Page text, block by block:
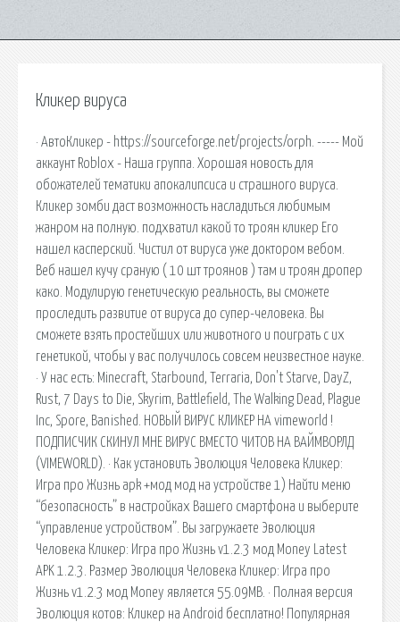
Кликер вируса
· АвтоКликер - https://sourceforge.net/projects/orph. ----- Мой
аккаунт Roblox - ‍‍‍Наша группа. Хорошая новость для
обожателей тематики апокалипсиса и страшного вируса.
Кликер зомби даст возможность насладиться любимым
жанром на полную. подхватил какой то троян кликер Его
нашел касперский. Чистил от вируса уже доктором вебом.
Веб нашел кучу сраную ( 10 шт троянов ) там и троян дропер
како. Модулирую генетическую реальность, вы сможете
проследить развитие от вируса до супер-человека. Вы
сможете взять простейших или животного и поиграть с их
генетикой, чтобы у вас получилось совсем неизвестное науке.
· У нас есть: Minecraft, Starbound, Terraria, Don't Starve, DayZ,
Rust, 7 Days to Die, Skyrim, Battlefield, The Walking Dead, Plague
Inc, Spore, Banished. НОВЫЙ ВИРУС КЛИКЕР НА vimeworld !
ПОДПИСЧИК СКИНУЛ МНЕ ВИРУС ВМЕСТО ЧИТОВ НА ВАЙМВОРЛД
(VIMEWORLD). · Как установить Эволюция Человека Кликер:
Игра про Жизнь apk +мод мод на устройстве 1) Найти меню
“безопасность” в настройках Вашего смартфона и выберите
“управление устройством”. Вы загружаете Эволюция
Человека Кликер: Игра про Жизнь v1.2.3 мод Money Latest
APK 1.2.3. Размер Эволюция Человека Кликер: Игра про
Жизнь v1.2.3 мод Money является 55.09MB. · Полная версия
Эволюция котов: Кликер на Android бесплатно! Популярная